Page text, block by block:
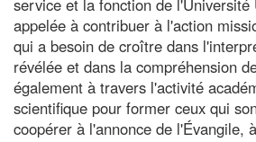
service et la fonction de l'Université
appelée à contribuer à l'action
qui a besoin de croître dans
révélée et dans la compréhension
également à travers l'activité
scientifique pour former ceux qui
coopérer à l'annonce de l'Évangile, à